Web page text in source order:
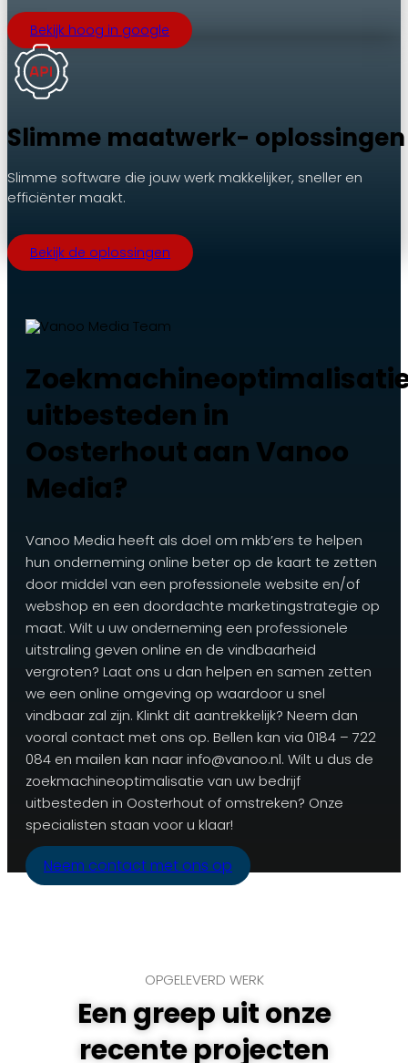
Bekijk hoog in google
Slimme maatwerk- oplossingen
Slimme software die jouw werk makkelijker, sneller en
efficiënter maakt.
Bekijk de oplossingen
uitbesteden in
Oosterhout aan Vanoo
Media?
Vanoo Media heeft als doel om mkb’ers te helpen
hun onderneming online beter op de kaart te zetten
door middel van een professionele website en/of
webshop en een doordachte marketingstrategie op
maat. Wilt u uw onderneming een professionele
uitstraling geven online en de vindbaarheid
vergroten? Laat ons u dan helpen en samen zetten
we een online omgeving op waardoor u snel
vindbaar zal zijn. Klinkt dit aantrekkelijk? Neem dan
vooral contact met ons op. Bellen kan via 0184 – 722
084 en mailen kan naar info@vanoo.nl. Wilt u dus de
zoekmachineoptimalisatie van uw bedrijf
uitbesteden in Oosterhout of omstreken? Onze
specialisten staan voor u klaar!
Neem contact met ons op
OPGELEVERD WERK
Een greep uit onze
recente projecten